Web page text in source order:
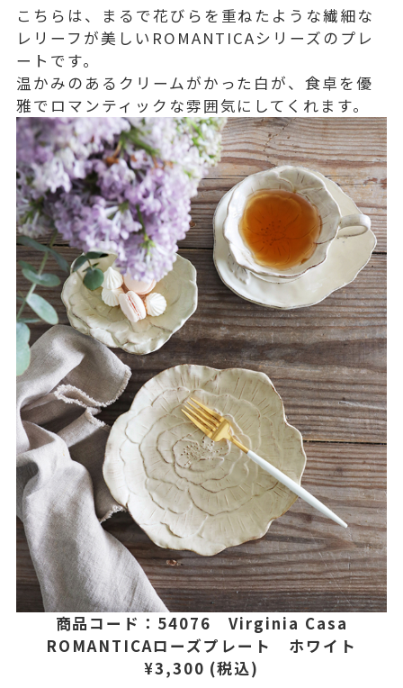
こちらは、まるで花びらを重ねたような繊細な
レリーフが美しいROMANTICAシリーズのプレ
ートです。
温かみのあるクリームがかった白が、食卓を優
雅でロマンティックな雰囲気にしてくれます。
商品コード：54076 Virginia Casa
ROMANTICAローズプレート ホワイト
¥3,300 (税込)